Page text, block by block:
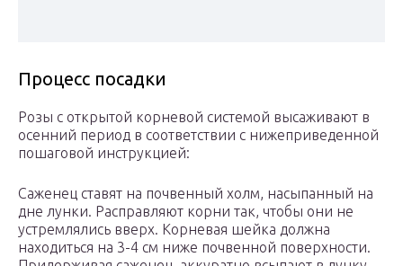
Процесс посадки
Розы с открытой корневой системой высаживают в
осенний период в соответствии с нижеприведенной
пошаговой инструкцией:
Саженец ставят на почвенный холм, насыпанный на
дне лунки. Расправляют корни так, чтобы они не
устремлялись вверх. Корневая шейка должна
находиться на 3-4 см ниже почвенной поверхности.